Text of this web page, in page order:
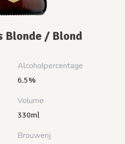
Blonde / Blond
Alcoholpercentage
6.5%
Volume
330ml
Brouwerij